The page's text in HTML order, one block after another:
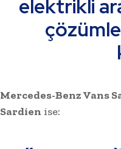
elektrikli
Mercedes-Benz Vans
Sardien ise: